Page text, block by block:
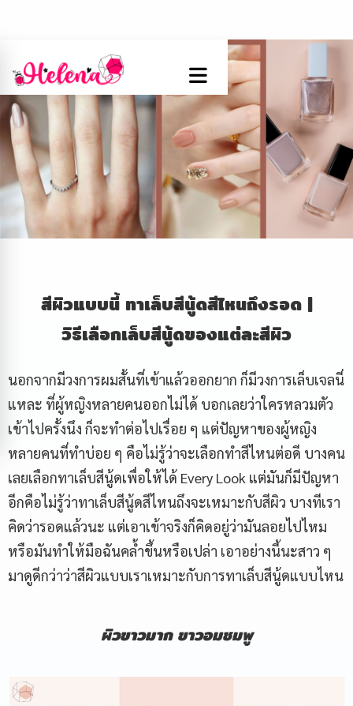
สีผิวแบบนี้ ทาเล็บสีนู้ดสีไหนถึงรอด |
วิธีเลือกเล็บสีนู้ดของแต่ละสีผิว
นอกจากมีวงการผมสั้นที่เข้าแล้วออกยาก ก็มีวงการเล็บเจลนี่
แหละ ที่ผู้หญิงหลายคนออกไม่ได้ บอกเลยว่าใครหลวมตัว
เข้าไปครั้งนึง ก็จะทำต่อไปเรื่อย ๆ แต่ปัญหาของผู้หญิง
หลายคนที่ทำบ่อย ๆ คือไม่รู้ว่าจะเลือกทำสีไหนต่อดี บางคน
เลยเลือกทาเล็บสีนู้ดเพื่อให้ได้ Every Look แต่มันก็มีปัญหา
อีกคือไม่รู้ว่าทาเล็บสีนู้ดสีไหนถึงจะเหมาะกับสีผิว บางทีเรา
คิดว่ารอดแล้วนะ แต่เอาเข้าจริงก็คิดอยู่ว่ามันลอยไปไหม
หรือมันทำให้มือฉันคล้ำขึ้นหรือเปล่า เอาอย่างนี้นะสาว ๆ
มาดูดีกว่าว่าสีผิวแบบเราเหมาะกับการทาเล็บสีนู้ดแบบไหน
ผิวขาวมาก ขาวอมชมพู